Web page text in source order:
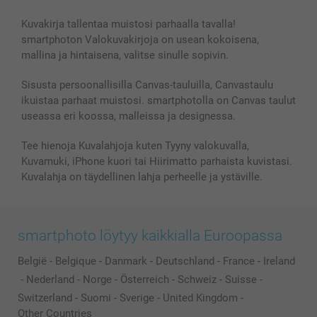
Kännykkä & Tabletti
MyNameBook
Valokuvakehykset & Lisätarvikkeet
Lahjakortti
Kaikki kuvatuotteet
Sivukartta
Ehdot/takuut
smartbonus
Hinnat & maksutavat
Kuvakirja tallentaa muistosi parhaalla tavalla!
smartphoton Valokuvakirjoja on usean kokoisena,
mallina ja hintaisena, valitse sinulle sopivin.
Sisusta persoonallisilla Canvas-tauluilla, Canvastaulu
ikuistaa parhaat muistosi. smartphotolla on Canvas taulut
useassa eri koossa, malleissa ja designessa.
Tee hienoja Kuvalahjoja kuten Tyyny valokuvalla,
Kuvamuki, iPhone kuori tai Hiirimatto parhaista kuvistasi.
Kuvalahja on täydellinen lahja perheelle ja ystäville.
smartphoto löytyy kaikkialla Euroopassa
België - Belgique - Danmark - Deutschland - France - Ireland
- Nederland - Norge - Österreich - Schweiz - Suisse -
Switzerland - Suomi - Sverige - United Kingdom -
Other Countries